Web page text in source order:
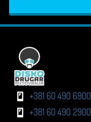
+381 60 490 6900
+381 60 490 2900